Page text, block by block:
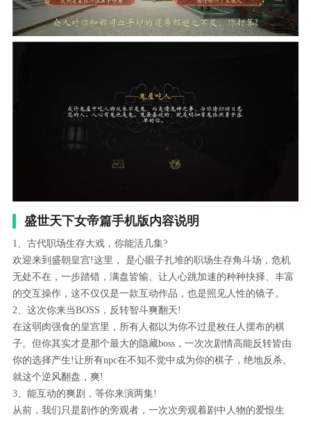
盛世天下女帝篇手机版内容说明
1、古代职场生存大戏，你能活几集?
欢迎来到盛朝皇宫!这里， 是心眼子扎堆的职场生存角斗场，危机
无处不在，一步踏错，满盘皆输。让人心跳加速的种种抉择、丰富
的交互操作，这不仅仅是一款互动作品，也是照见人性的镜子。
2、这次你来当BOSS，反转智斗爽翻天!
在这弱肉强食的皇宫里，所有人都以为你不过是枚任人摆布的棋
子。但你其实才是那个最大的隐藏boss，一次次剧情高能反转皆由
你的选择产生!让所有npc在不知不觉中成为你的棋子，绝地反杀。
就这个逆风翻盘，爽!
3、能互动的爽剧，等你来演两集!
从前，我们只是剧作的旁观者，一次次旁观着剧中人物的爱恨生